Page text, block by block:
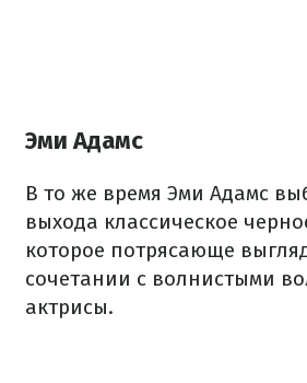
Эми Адамс
В то же время Эми Адамс
выхода классическое
которое потрясающе
сочетании с волнистыми
актрисы.